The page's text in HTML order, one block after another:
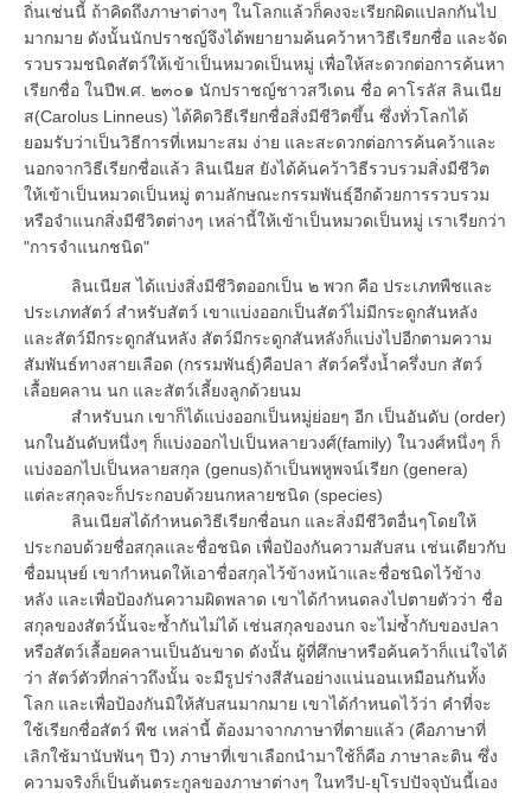
ถิ่นเช่นนี้ ถ้าคิดถึงภาษาต่างๆ ในโลกแล้วก็คงจะเรียกผิดแปลกกันไป
มากมาย ดังนั้นนักปราชญ์จึงได้พยายามค้นคว้าหาวิธีเรียกชื่อ และจัด
รวบรวมชนิดสัตว์ให้เข้าเป็นหมวดเป็นหมู่ เพื่อให้สะดวกต่อการค้นหา
เรียกชื่อ ในปีพ.ศ. ๒๓๐๑ นักปราชญ์ชาวสวีเดน ชื่อ คาโรลัส ลินเนีย
ส(Carolus Linneus) ได้คิดวิธีเรียกชื่อสิ่งมีชีวิตขึ้น ซึ่งทั่วโลกได้
ยอมรับว่าเป็นวิธีการที่เหมาะสม ง่าย และสะดวกต่อการค้นคว้าและ
นอกจากวิธีเรียกชื่อแล้ว ลินเนียส ยังได้ค้นคว้าวิธีรวบรวมสิ่งมีชีวิต
ให้เข้าเป็นหมวดเป็นหมู่ ตามลักษณะกรรมพันธุ์อีกด้วยการรวบรวม
หรือจำแนกสิ่งมีชีวิตต่างๆ เหล่านี้ให้เข้าเป็นหมวดเป็นหมู่ เราเรียกว่า
"การจำแนกชนิด"
ลินเนียส ได้แบ่งสิ่งมีชีวิตออกเป็น ๒ พวก คือ ประเภทพืชและ
ประเภทสัตว์ สำหรับสัตว์ เขาแบ่งออกเป็นสัตว์ไม่มีกระดูกสันหลัง
และสัตว์มีกระดูกสันหลัง สัตว์มีกระดูกสันหลังก็แบ่งไปอีกตามความ
สัมพันธ์ทางสายเลือด (กรรมพันธุ์)คือปลา สัตว์ครึ่งน้ำครึ่งบก สัตว์
เลื้อยคลาน นก และสัตว์เลี้ยงลูกด้วยนม
สำหรับนก เขาก็ได้แบ่งออกเป็นหมู่ย่อยๆ อีก เป็นอันดับ (order)
นกในอันดับหนึ่งๆ ก็แบ่งออกไปเป็นหลายวงศ์(family) ในวงศ์หนึ่งๆ ก็
แบ่งออกไปเป็นหลายสกุล (genus)ถ้าเป็นพหูพจน์เรียก (genera)
แต่ละสกุลจะก็ประกอบด้วยนกหลายชนิด (species)
ลินเนียสได้กำหนดวิธีเรียกชื่อนก และสิ่งมีชีวิตอื่นๆโดยให้
ประกอบด้วยชื่อสกุลและชื่อชนิด เพื่อป้องกันความสับสน เช่นเดียวกับ
ชื่อมนุษย์ เขากำหนดให้เอาชื่อสกุลไว้ข้างหน้าและชื่อชนิดไว้ข้าง
หลัง และเพื่อป้องกันความผิดพลาด เขาได้กำหนดลงไปตายตัวว่า ชื่อ
สกุลของสัตว์นั้นจะซ้ำกันไม่ได้ เช่นสกุลของนก จะไม่ซ้ำกับของปลา
หรือสัตว์เลื้อยคลานเป็นอันขาด ดังนั้น ผู้ที่ศึกษาหรือค้นคว้าก็แน่ใจได้
ว่า สัตว์ตัวที่กล่าวถึงนั้น จะมีรูปร่างสีสันอย่างแน่นอนเหมือนกันทั้ง
โลก และเพื่อป้องกันมิให้สับสนมากมาย เขาได้กำหนดไว้ว่า คำที่จะ
ใช้เรียกชื่อสัตว์ พืช เหล่านี้ ต้องมาจากภาษาที่ตายแล้ว (คือภาษาที่
เลิกใช้มานับพันๆ ปีว) ภาษาที่เขาเลือกนำมาใช้ก็คือ ภาษาละติน ซึ่ง
ความจริงก็เป็นต้นตระกูลของภาษาต่างๆ ในทวีป-ยุโรปปัจจุบันนี้เอง